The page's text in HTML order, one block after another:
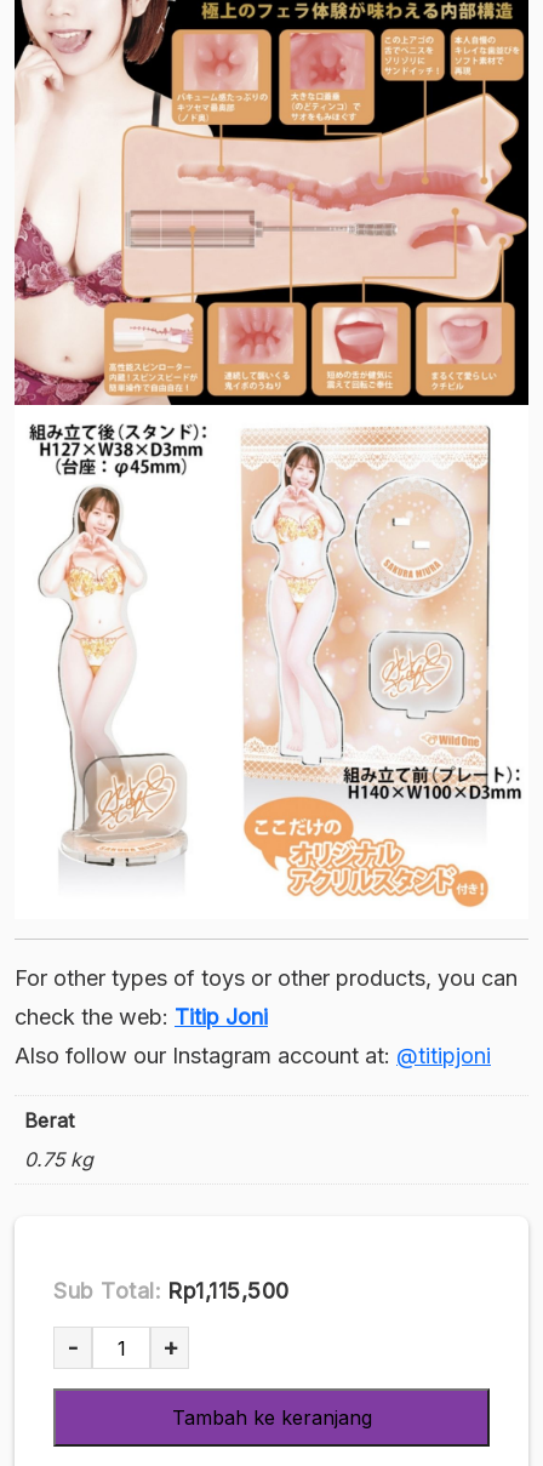
For other types of toys or other products, you can
check the web: Titip Joni
Also follow our Instagram account at: @titipjoni
Berat
0.75 kg
Sub Total: Rp1,115,500
Kuantitas
SSI
Godly
- +
Tambah ke keranjang